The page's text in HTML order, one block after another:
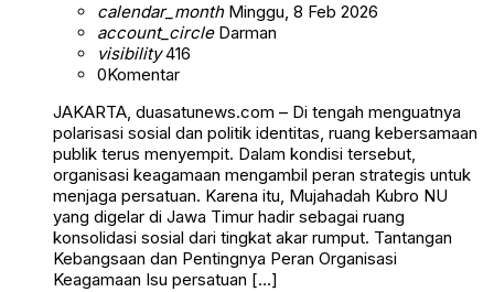
calendar_monthMinggu, 8 Feb 2026
account_circleDarman
visibility416
0Komentar
JAKARTA, duasatunews.com – Di tengah menguatnya
polarisasi sosial dan politik identitas, ruang kebersamaan
publik terus menyempit. Dalam kondisi tersebut,
organisasi keagamaan mengambil peran strategis untuk
menjaga persatuan. Karena itu, Mujahadah Kubro NU
yang digelar di Jawa Timur hadir sebagai ruang
konsolidasi sosial dari tingkat akar rumput. Tantangan
Kebangsaan dan Pentingnya Peran Organisasi
Keagamaan Isu persatuan […]